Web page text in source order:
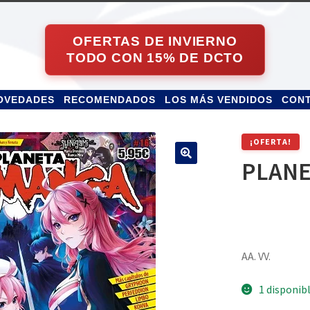
RECOMENDADOS LOS MÁS VENDIDOS
¡OFERTA!
AA. VV.
1